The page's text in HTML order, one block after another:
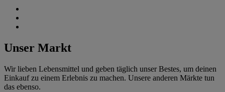
Unser Markt
Wir lieben Lebensmittel und geben täglich unser Bestes, um deinen
Einkauf zu einem Erlebnis zu machen. Unsere anderen Märkte tun
das ebenso.